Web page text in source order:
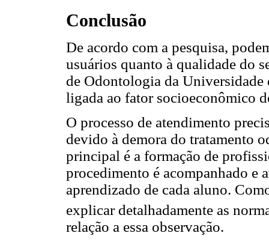
Conclusão
De acordo com a pesquisa,
usuários quanto à qualidade do
de Odontologia da Universidade
ligada ao fator socioeconômico
O processo de atendimento
devido à demora do tratamento
principal é a formação de
procedimento é acompanhado e
aprendizado de cada aluno.
explicar detalhadamente as
relação a essa observação.